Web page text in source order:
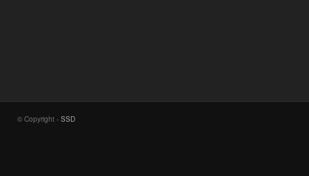
© Copyright - SSD